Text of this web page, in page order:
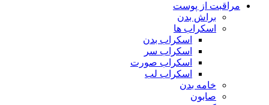
مراقبت از پوست
براش بدن
اسکراب ها
اسکراب بدن
اسکراب سر
اسکراب صورت
اسکراب لب
خامه بدن
صابون